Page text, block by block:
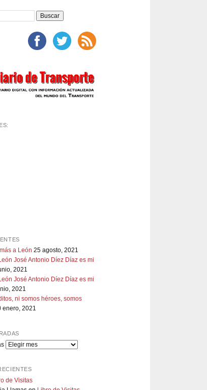
a León 25 agosto, 2021
José Antonio Díez Díaz es mi
2021
José Antonio Díez Díaz es mi
2021
ni somos héroes, somos
enero, 2021
de Visitas